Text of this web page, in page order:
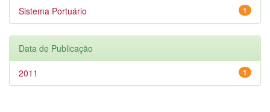
1
Sistema Portuário
Data de Publicação
1
2011